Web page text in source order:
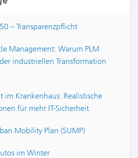
– Transparenzpflicht
Management: Warum PLM
industriellen Transformation
im Krankenhaus: Realistische
für mehr IT-Sicherheit
Mobility Plan (SUMP)
im Winter